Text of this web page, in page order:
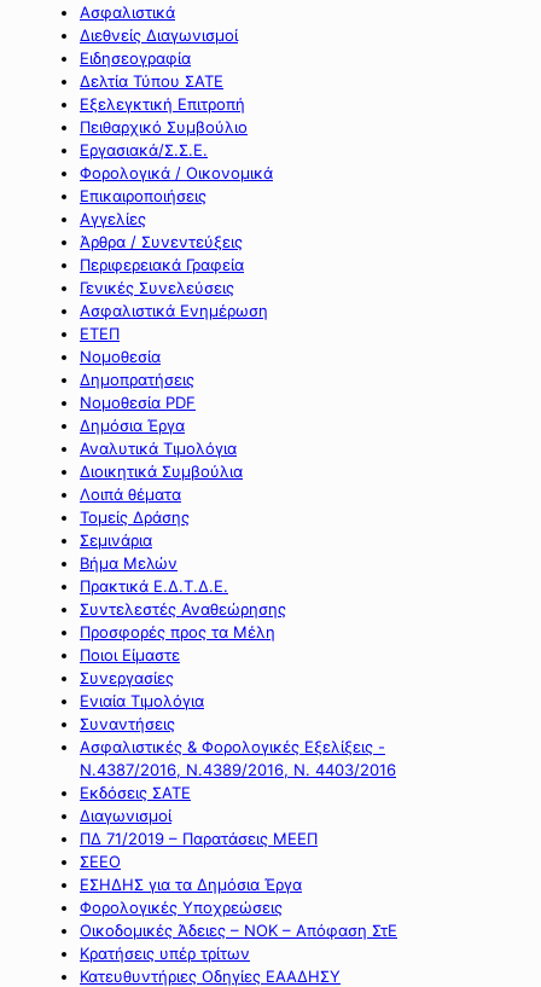
Ασφαλιστικά
Διεθνείς Διαγωνισμοί
Ειδησεογραφία
Δελτία Τύπου ΣΑΤΕ
Εξελεγκτική Επιτροπή
Πειθαρχικό Συμβούλιο
Εργασιακά/Σ.Σ.Ε.
Φορολογικά / Οικονομικά
Επικαιροποιήσεις
Αγγελίες
Άρθρα / Συνεντεύξεις
Περιφερειακά Γραφεία
Γενικές Συνελεύσεις
Ασφαλιστικά Ενημέρωση
ΕΤΕΠ
Νομοθεσία
Δημοπρατήσεις
Νομοθεσία PDF
Δημόσια Έργα
Αναλυτικά Τιμολόγια
Διοικητικά Συμβούλια
Λοιπά θέματα
Τομείς Δράσης
Σεμινάρια
Βήμα Μελών
Πρακτικά Ε.Δ.Τ.Δ.Ε.
Συντελεστές Αναθεώρησης
Προσφορές προς τα Μέλη
Ποιοι Είμαστε
Συνεργασίες
Ενιαία Τιμολόγια
Συναντήσεις
Ασφαλιστικές & Φορολογικές Εξελίξεις -
Ν.4387/2016, Ν.4389/2016, Ν. 4403/2016
Εκδόσεις ΣΑΤΕ
Διαγωνισμοί
ΠΔ 71/2019 – Παρατάσεις ΜΕΕΠ
ΣΕΕΟ
ΕΣΗΔΗΣ για τα Δημόσια Έργα
Φορολογικές Υποχρεώσεις
Οικοδομικές Άδειες – ΝΟΚ – Απόφαση ΣτΕ
Κρατήσεις υπέρ τρίτων
Κατευθυντήριες Οδηγίες ΕΑΑΔΗΣΥ